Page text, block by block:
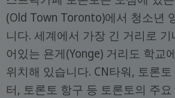
(Old Town Toronto)에서 청소년
니다. 세계에서 가장 긴 거리로
어있는 욘게(Yonge) 거리도 학교
위치해 있습니다. CN타워, 토론
터, 토론토 항구 등 토론토의 주